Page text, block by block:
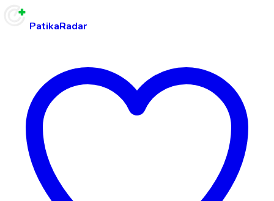
PatikaRadar